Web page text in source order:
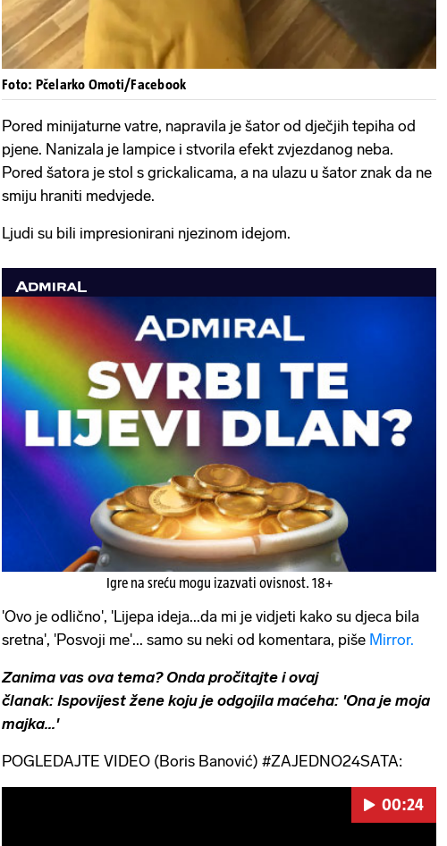
Foto: Pčelarko Omoti/Facebook
Pored minijaturne vatre, napravila je šator od dječjih tepiha od
pjene. Nanizala je lampice i stvorila efekt zvjezdanog neba.
Pored šatora je stol s grickalicama, a na ulazu u šator znak da ne
smiju hraniti medvjede.
Ljudi su bili impresionirani njezinom idejom.
Igre na sreću mogu izazvati ovisnost. 18+
'Ovo je odlično', 'Lijepa ideja...da mi je vidjeti kako su djeca bila
sretna', 'Posvoji me'... samo su neki od komentara, piše Mirror.
Zanima vas ova tema? Onda pročitajte i ovaj
članak: Ispovijest žene koju je odgojila maćeha: 'Ona je moja
majka...'
POGLEDAJTE VIDEO (Boris Banović) #ZAJEDNO24SATA:
00:24